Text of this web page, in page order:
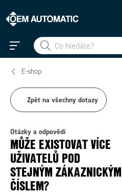
E-shop
Zpět na všechny dotazy
Otázky a odpovědi
MŮŽE EXISTOVAT VÍCE
UŽIVATELŮ POD
STEJNÝM ZÁKAZNICKÝM
ČÍSLEM?